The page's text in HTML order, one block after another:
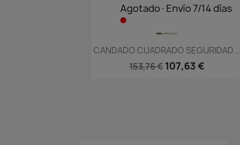
Agotado·Envío 7/14 días
 Vista rápida
CANDADO CUADRADO SEGURIDAD...
153,76 € 107,63 €